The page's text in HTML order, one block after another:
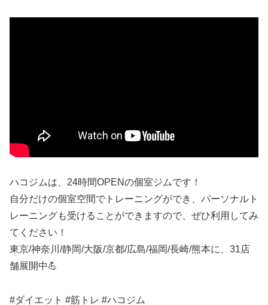
ハコジムは、24時間OPENの個室ジムです！
自分だけの個室空間でトレーニングができ、パーソナルト
レーニングも受けることができますので、ぜひ利用してみ
てください！
東京/神奈川/静岡/大阪/京都/広島/福岡/長崎/熊本に、31店
舗展開中💪
#ダイエット #筋トレ #ハコジム